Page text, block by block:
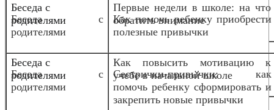
Беседа с
родителями
Первые недели в школе: на что
обратить внимание
Беседа с
родителями
Как повысить мотивацию к
учебе в начальной школе
Беседа с
родителями
Как помочь ребенку приобрести
полезные привычки
Беседа с
родителями
Сестрички-привычки: как
помочь ребенку сформировать и
закрепить новые привычки